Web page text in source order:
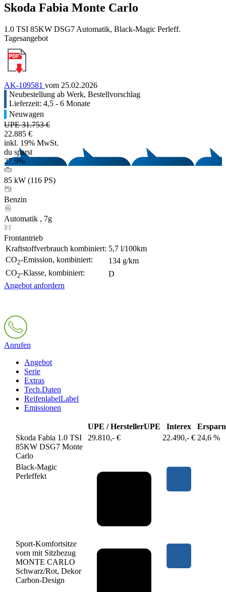
Skoda Fabia Monte Carlo
1.0 TSI 85KW DSG7 Automatik, Black-Magic Perleff.
Tagesangebot
AK-109581 vom 25.02.2026
Neubestellung ab Werk, Bestellvorschlag
Lieferzeit: 4,5 - 6 Monate
Neuwagen
UPE 31.753 €
22.885 €
inkl. 19% MwSt.
du sparst
27,9%
85 kW (116 PS)
Benzin
Automatik , 7g
Frontantrieb
Kraftstoffverbrauch kombiniert: 5,7 l/100km
CO2-Emission, kombiniert:
134 g/km
CO2-Klasse, kombiniert:
D
Angebot anfordern
Anrufen
Angebot
Serie
Extras
Tech.Daten
ReifenlabelLabel
Emissionen
UPE / HerstellerUPE Interex
Skoda Fabia 1.0 TSI
85KW DSG7 Monte
Carlo
29.810,- € 22.490,- € 24,6 %
Black-Magic
Perleffekt
Sport-Komfortsitze
vorn mit Sitzbezug
MONTE CARLO
Schwarz/Rot, Dekor
Carbon-Design